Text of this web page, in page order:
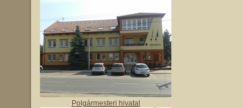
Polgármesteri hivatal